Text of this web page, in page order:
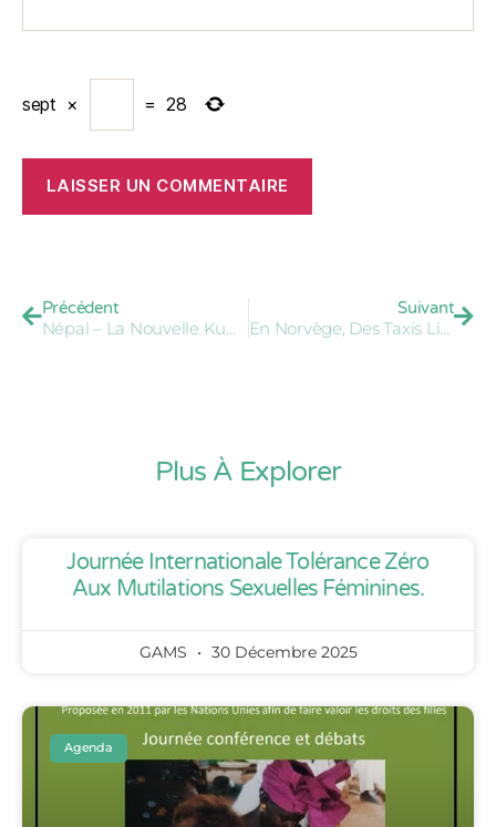
sept × = 28
Précédent Suivant
Plus À Explorer
Journée Internationale Tolérance Zéro
Aux Mutilations Sexuelles Féminines.
GAMS 30 Décembre 2025
Agenda